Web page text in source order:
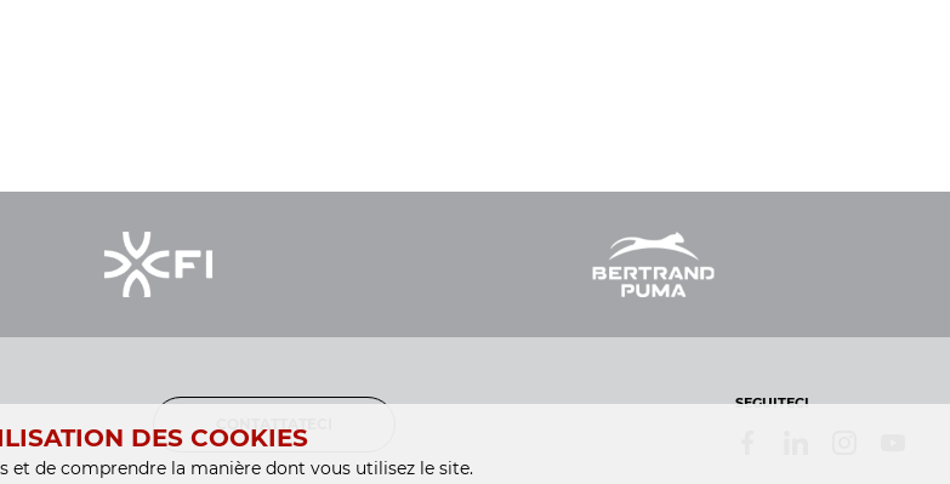
DES COOKIES
et de comprendre la manière dont vous utilisez le site.
SEGUITECI